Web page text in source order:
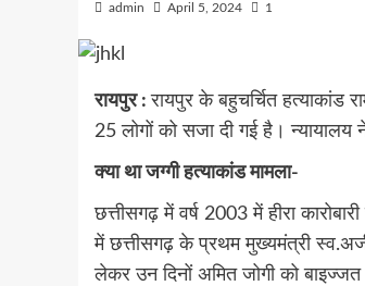
admin April 5, 2024 1
रायपुर :रायपुर के बहुचर्चित हत्याकांड
25 लोगों को सजा दी गई है। न्यायालय
क्या था जग्गी हत्याकांड मामला-
छत्तीसगढ़ में वर्ष 2003 में हीरा
में छत्तीसगढ़ के प्रथम मुख्यमंत्री
लेकर उन दिनों अमित जोगी को बाइज्जत